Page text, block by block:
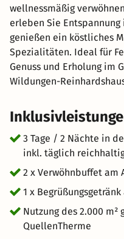
wellnessmäßig
erleben Sie
genießen ein köstliches
Spezialitäten. Ideal für
Genuss und Erholung im
Wildungen-
3 Tage / 2 Nächte in
inkl. täglich
2 x Verwöhnbuffet am
1 x
Nutzung des 2.000 m²
QuellenTherme